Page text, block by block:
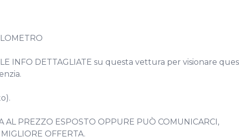
INFO DETTAGLIATE su questa vettura per visionare
AL PREZZO ESPOSTO OPPURE PUÒ COMUNICARCI,
OFFERTA.